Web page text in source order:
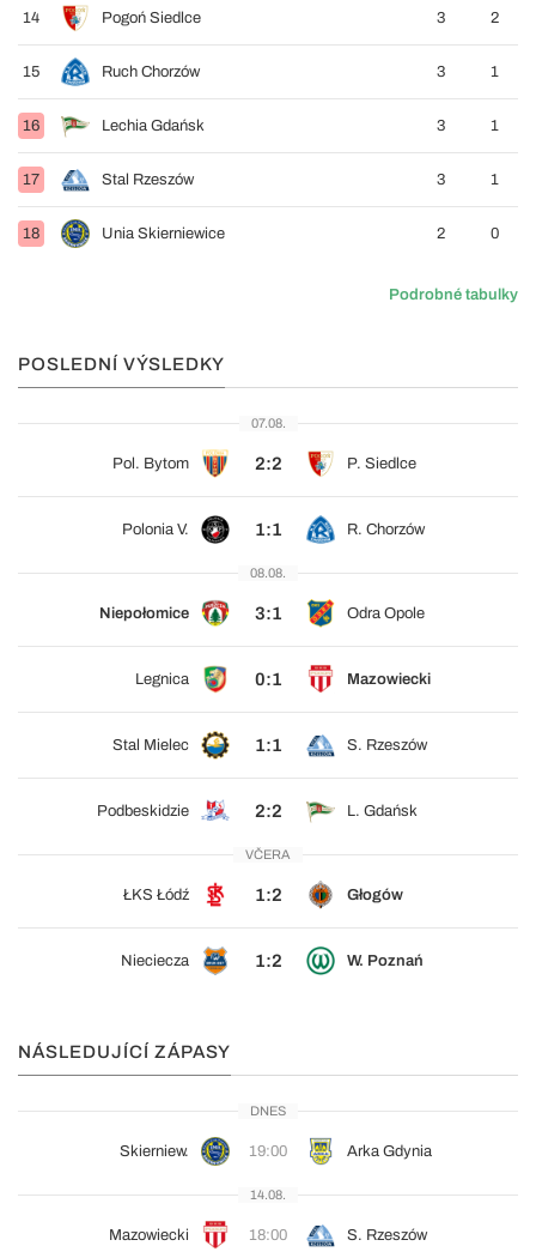
14 Pogoń Siedlce 3 2
15 Ruch Chorzów 3 1
16 Lechia Gdańsk 3 1
17 Stal Rzeszów 3 1
18 Unia Skierniewice 2 0
Podrobné tabulky
POSLEDNÍ VÝSLEDKY
07.08.
Pol. Bytom 2:2 P. Siedlce
Polonia V. 1:1 R. Chorzów
08.08.
Niepołomice 3:1 Odra Opole
Legnica 0:1 Mazowiecki
Stal Mielec 1:1 S. Rzeszów
Podbeskidzie 2:2 L. Gdańsk
VČERA
ŁKS Łódź 1:2 Głogów
Nieciecza 1:2 W. Poznań
NÁSLEDUJÍCÍ ZÁPASY
DNES
Skierniew. 19:00 Arka Gdynia
14.08.
Mazowiecki 18:00 S. Rzeszów